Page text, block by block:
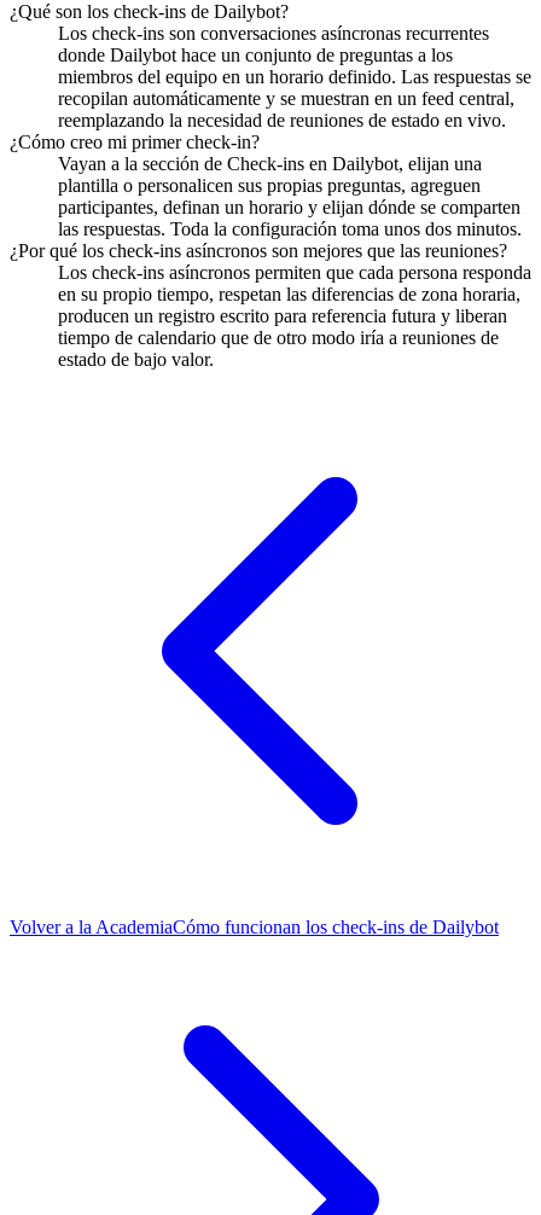
¿Qué son los check-ins de Dailybot?
Los check-ins son conversaciones asíncronas recurrentes
donde Dailybot hace un conjunto de preguntas a los
miembros del equipo en un horario definido. Las respuestas se
recopilan automáticamente y se muestran en un feed central,
reemplazando la necesidad de reuniones de estado en vivo.
¿Cómo creo mi primer check-in?
Vayan a la sección de Check-ins en Dailybot, elijan una
plantilla o personalicen sus propias preguntas, agreguen
participantes, definan un horario y elijan dónde se comparten
las respuestas. Toda la configuración toma unos dos minutos.
¿Por qué los check-ins asíncronos son mejores que las reuniones?
Los check-ins asíncronos permiten que cada persona responda
en su propio tiempo, respetan las diferencias de zona horaria,
producen un registro escrito para referencia futura y liberan
tiempo de calendario que de otro modo iría a reuniones de
estado de bajo valor.
Volver a la AcademiaCómo funcionan los check-ins de Dailybot